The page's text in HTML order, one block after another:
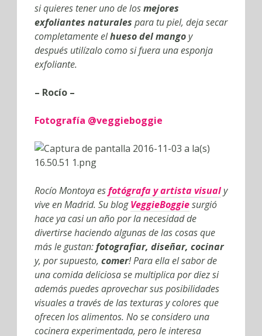
si quieres tener uno de losmejores
exfoliantes naturales para tu piel, deja secar
completamente elhueso del mangoy
después utilízalo como si fuera una esponja
exfoliante.
– Rocío –
Fotografía @veggieboggie
Rocío Montoya esfotógrafa y artista visualy
vive en Madrid. Su blogVeggieBoggiesurgió
hace ya casi un año por la necesidad de
divertirse haciendo algunas de las cosas que
más le gustan:fotografiar, diseñar, cocinar
y, por supuesto, comer! Para ella el sabor de
una comida deliciosa se multiplica por diez si
además puedes aprovechar sus posibilidades
visuales a través de las texturas y colores que
ofrecen los alimentos. No se considero una
cocinera experimentada, pero le interesa